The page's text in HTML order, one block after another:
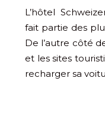
L’hôtel
fait partie des
De l’autre côté
et les sites
recharger sa